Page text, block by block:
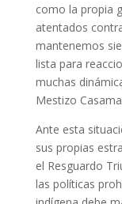
como la propia
atentados
mantenemos
lista para
muchas
Mestizo
Ante esta
sus propias
el Resguardo
las políticas